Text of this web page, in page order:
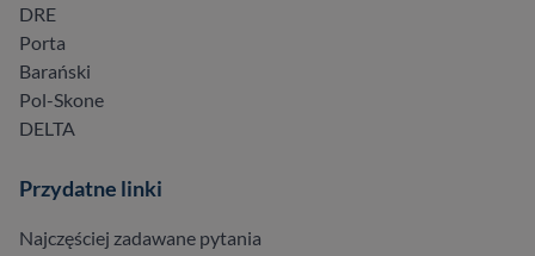
DRE
Porta
Barański
Pol-Skone
DELTA
Przydatne linki
Najczęściej zadawane pytania